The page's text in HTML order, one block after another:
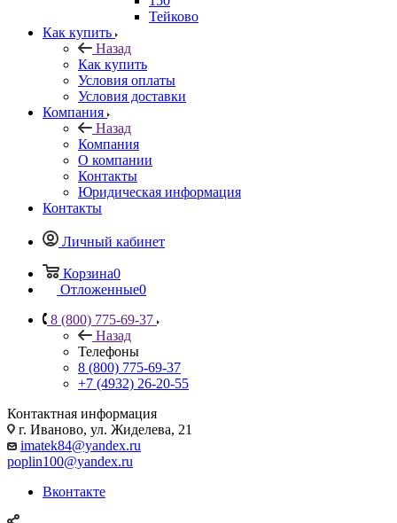
Тейково
Как купить
Назад
Как купить
Условия оплаты
Условия доставки
Компания
Назад
Компания
О компании
Контакты
Юридическая информация
Контакты
Личный кабинет
Корзина0
Отложенные0
8 (800) 775-69-37
Назад
Телефоны
8 (800) 775-69-37
+7 (4932) 26-20-55
Контактная информация
г. Иваново, ул. Жиделева, 21
imatek84@yandex.ru
poplin100@yandex.ru
Вконтакте